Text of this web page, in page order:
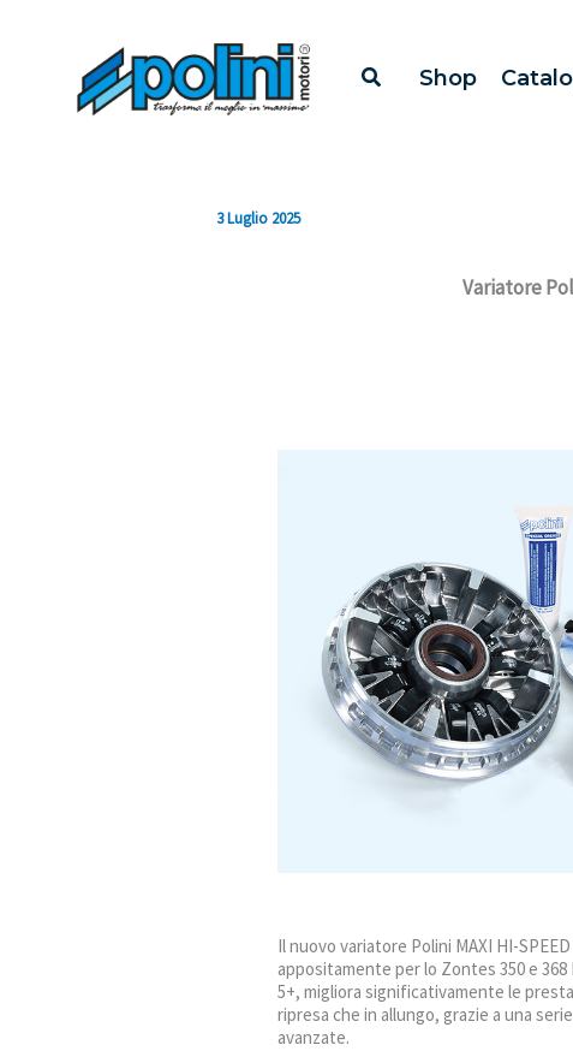
contenuto
Shop
3 Luglio 2025
Variatore
Il nuovo variatore Polini MAXI HI-
appositamente per lo Zontes 350 e 368
5+, migliora significativamente le
ripresa che in allungo, grazie a una
avanzate.